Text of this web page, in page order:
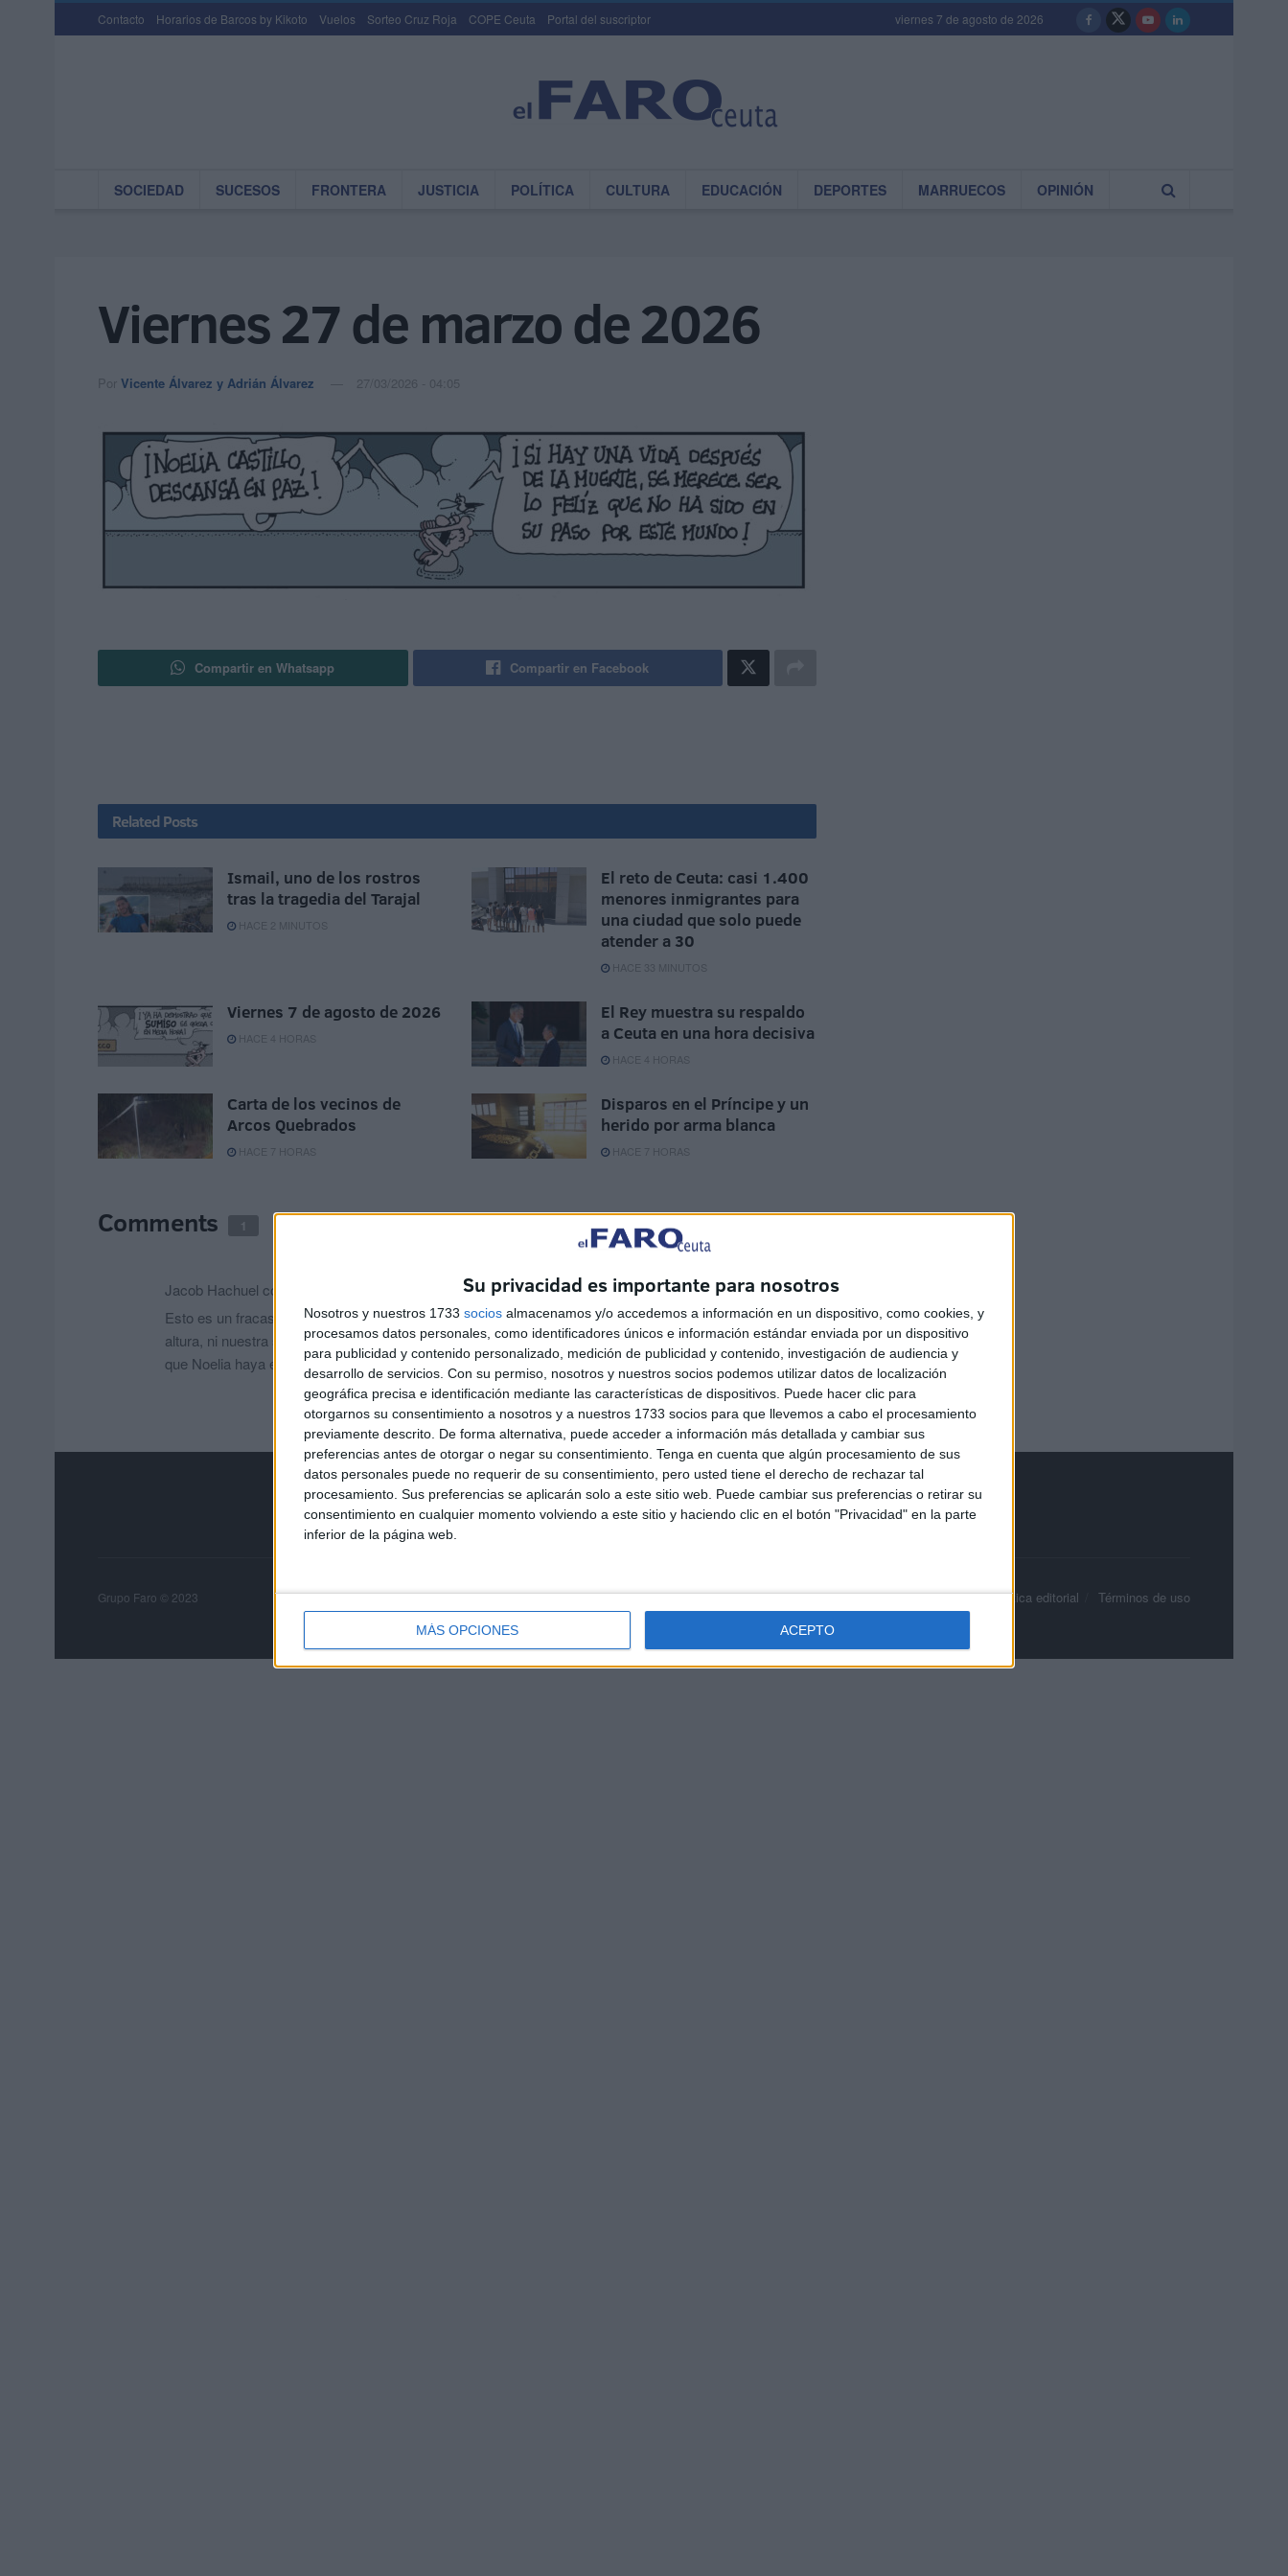
Su privacidad es importante para nosotros
Nosotros y nuestros 1733 socios almacenamos y/o accedemos a información en un dispositivo, como cookies, y
procesamos datos personales, como identificadores únicos e información estándar enviada por un dispositivo
para publicidad y contenido personalizado, medición de publicidad y contenido, investigación de audiencia y
desarrollo de servicios. Con su permiso, nosotros y nuestros socios podemos utilizar datos de localización
geográfica precisa e identificación mediante las características de dispositivos. Puede hacer clic para
otorgarnos su consentimiento a nosotros y a nuestros 1733 socios para que llevemos a cabo el procesamiento
previamente descrito. De forma alternativa, puede acceder a información más detallada y cambiar sus
preferencias antes de otorgar o negar su consentimiento. Tenga en cuenta que algún procesamiento de sus
datos personales puede no requerir de su consentimiento, pero usted tiene el derecho de rechazar tal
procesamiento. Sus preferencias se aplicarán solo a este sitio web. Puede cambiar sus preferencias o retirar su
consentimiento en cualquier momento volviendo a este sitio y haciendo clic en el botón "Privacidad" en la parte
inferior de la página web.
MÁS OPCIONES ACEPTO
Contacto Horarios de Barcos by Kikoto Vuelos Sorteo Cruz Roja COPE Ceuta Portal del suscriptor viernes 7 de agosto de 2026
SOCIEDAD SUCESOS FRONTERA JUSTICIA POLÍTICA CULTURA EDUCACIÓN DEPORTES MARRUECOS OPINIÓN
Viernes 27 de marzo de 2026
Por Vicente Álvarez y Adrián Álvarez 27/03/2026 - 04:05
Compartir en Whatsapp Compartir en Facebook
Related Posts
Ismail, uno de los rostros
tras la tragedia del Tarajal
HACE 2 MINUTOS
El reto de Ceuta: casi 1.400
menores inmigrantes para
una ciudad que solo puede
atender a 30
HACE 33 MINUTOS
Viernes 7 de agosto de 2026
HACE 4 HORAS
El Rey muestra su respaldo
a Ceuta en una hora decisiva
HACE 4 HORAS
Carta de los vecinos de
Arcos Quebrados
HACE 7 HORAS
Disparos en el Príncipe y un
herido por arma blanca
HACE 7 HORAS
Comments 1
Jacob Hachuel comentó:
Esto es un fracaso de todos. Por mucho que nos creamos lo que no somos, ni nuestras leyes están a la
altura, ni nuestra sanidad tampoco, ni hoy España est mejor que ayer antes de las 6. Espero y deseo
que Noelia haya encontrado la paz que no supimos darle.
Grupo Faro Publicidad Contacto Aviso legal – Protección de datos Política de cookies Política de privacidad Política editorial Términos de uso
Grupo Faro © 2023